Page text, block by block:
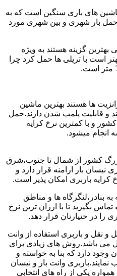
از جمله ماشین های باری سنگین است که به
بار شهری و بین شهری مورد
ها باری حمل بار های 22 تنی بهترین گزینه هستند به ویژه
است با تریلی ها حمل کرد چرا
ها هستند بهترین ماشین
و قابلیت پلمپ شدن دارند.حمل
و با کمترین نرخ کرایه
انجام میشود.
کشور از شمال تا جنوب،شرق
بار ارامنه قرار دارد و
کرایه باربری امکان پذیر است.
بنادر،لنگرگاه ها و مناطق
تماس بگیرید تا با ارزان ترین نرخ
را در ختیارتان قرار دهد.
و نقل و باربری استفاده از وانت
می باشد.روش های زیادی برای
وجود دارد که بنا به خواسته و
نمایند.باربری وانت بار و نیسان
یکی از راه های انتخابی